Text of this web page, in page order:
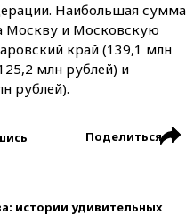
Наибольшая сумма
Москву и Московскую
край (139,1 млн
млн рублей) и
рублей).
Поделиться
истории удивительных